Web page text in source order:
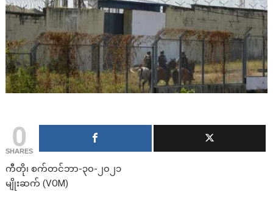
0
SHARES
ကီတို၊ စက်တင်ဘာ-၃၀-၂၀၂၁
မျိုးဆက် (VOM)